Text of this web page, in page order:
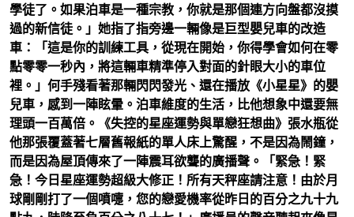
學徒了。如果泊車是一種宗教，你就是那個連方向盤都沒摸
過的新信徒。」她指了指旁邊一輛像是巨型嬰兒車的改造
車：「這是你的訓練工具，從現在開始，你得學會如何在零
點零零一秒內，將這輛車精準停入對面的針眼大小的車位
裡。」何手殘看著那輛閃閃發光、還在播放《小星星》的嬰
兒車，感到一陣眩暈。泊車維度的生活，比他想象中還要無
理頭一百萬倍。《失控的星座運勢與單戀狂想曲》張水瓶從
他那張覆蓋著七層舊報紙的單人床上驚醒，不是因為鬧鐘，
而是因為屋頂傳來了一陣震耳欲聾的廣播聲。「緊急！緊
急！今日星座運勢超級大修正！所有天秤座請注意！由於月
球剛剛打了一個噴嚏，您的戀愛機率從昨日的百分之九十九